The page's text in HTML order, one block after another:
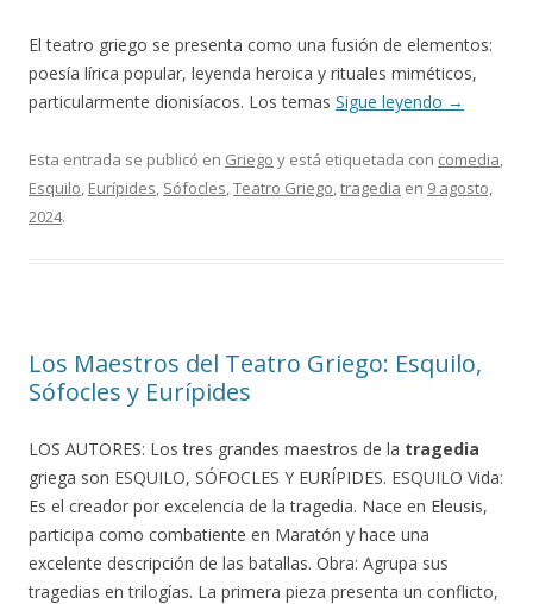
El teatro griego se presenta como una fusión de elementos:
poesía lírica popular, leyenda heroica y rituales miméticos,
particularmente dionisíacos. Los temas Sigue leyendo →
Esta entrada se publicó en Griego y está etiquetada con comedia,
Esquilo, Eurípides, Sófocles,Teatro Griego,tragedia en 9 agosto,
2024.
Los Maestros del Teatro Griego: Esquilo,
Sófocles y Eurípides
LOS AUTORES: Los tres grandes maestros de la tragedia
griega son ESQUILO, SÓFOCLES Y EURÍPIDES. ESQUILO Vida:
Es el creador por excelencia de la tragedia. Nace en Eleusis,
participa como combatiente en Maratón y hace una
excelente descripción de las batallas. Obra: Agrupa sus
tragedias en trilogías. La primera pieza presenta un conflicto,